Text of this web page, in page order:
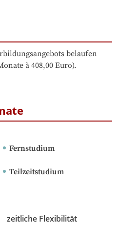
belaufen
à 408,00 Euro).
Fernstudium
Teilzeitstudium
zeitliche Flexibilität